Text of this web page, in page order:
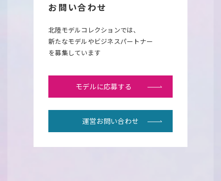
お問い合わせ
北陸モデルコレクションでは、
新たなモデルやビジネスパートナー
を募集しています
モデルに応募する
運営お問い合わせ